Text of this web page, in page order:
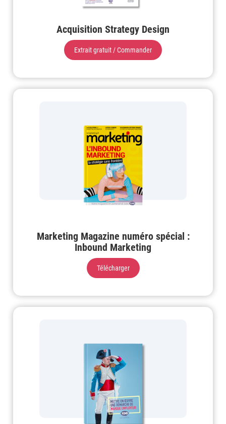
Acquisition Strategy Design
Extrait gratuit / Commander
Marketing Magazine numéro spécial :
Inbound Marketing
Télécharger